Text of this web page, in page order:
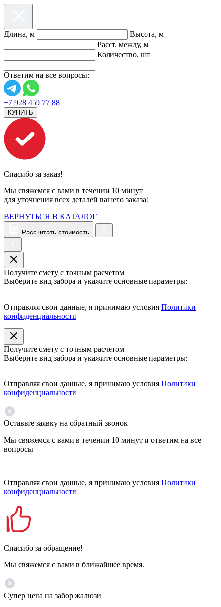
Длина, м
Высота, м
Расст. между, м
Количество, шт
Ответим на все вопросы:
+7 928 459 77 88
КУПИТЬ
Спасибо за заказ!
Мы свяжемся с вами в течении 10 минут
для уточнения всех деталей вашего заказа!
ВЕРНУТЬСЯ В КАТАЛОГ
Рассчитать стоимость
Получите смету с точным расчетом
Выберите вид забора и укажите основные параметры:
Отправляя свои данные, я принимаю условия Политики
конфиденциальности
Получите смету с точным расчетом
Выберите вид забора и укажите основные параметры:
Отправляя свои данные, я принимаю условия Политики
конфиденциальности
Оставьте заявку на обратный звонок
Мы свяжемся с вами в течении 10 минут и ответим на все
вопросы
Отправляя свои данные, я принимаю условия Политики
конфиденциальности
Спасибо за обращение!
Мы свяжемся с вами в ближайшее время.
Супер цена на забор жалюзи